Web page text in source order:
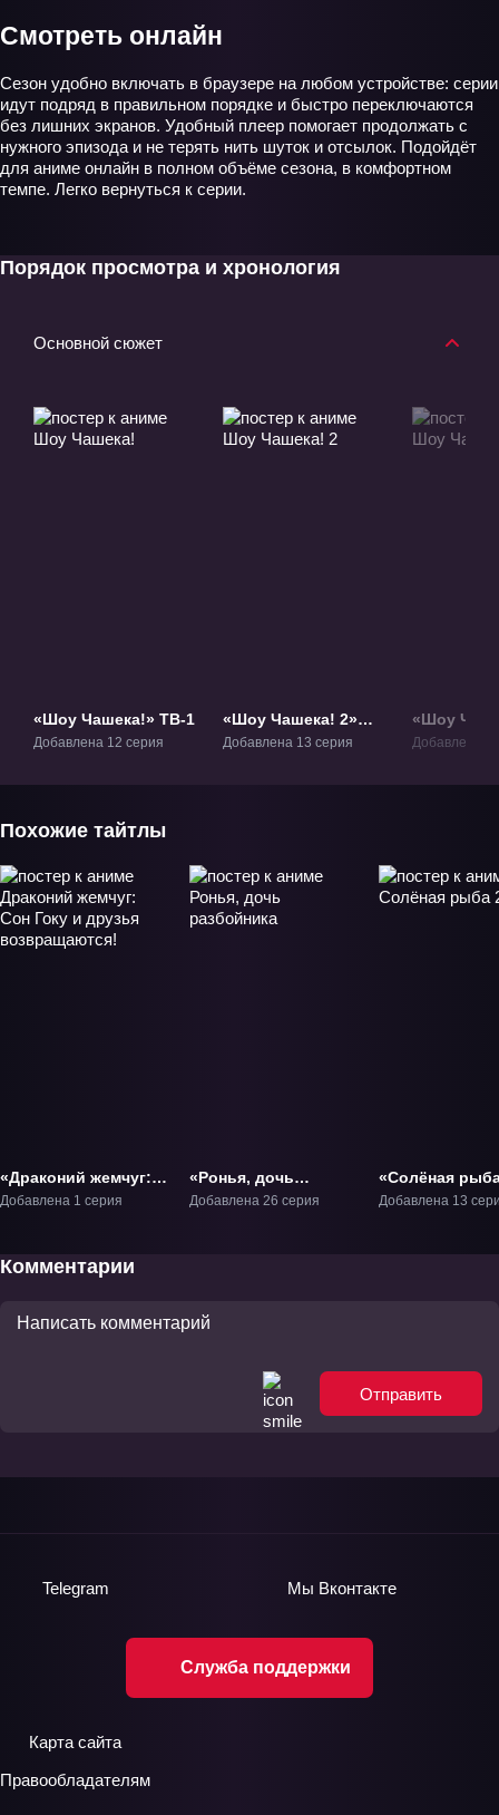
Смотреть онлайн
Сезон удобно включать в браузере на любом устройстве: серии
идут подряд в правильном порядке и быстро переключаются
без лишних экранов. Удобный плеер помогает продолжать с
нужного эпизода и не терять нить шуток и отсылок. Подойдёт
для аниме онлайн в полном объёме сезона, в комфортном
темпе. Легко вернуться к серии.
Порядок просмотра и хронология
Основной сюжет
«Шоу Чашека!» ТВ-1
Добавлена 12 серия
«Шоу Чашека! 2»
ТВ-2
Добавлена 13 серия
«Шоу
ТВ-3
Добавлена
Похожие тайтлы
«Драконий жемчуг:
Сон Гоку и друзья
Добавлена 1 серия
«Ронья, дочь
разбойника» ТВ-1
Добавлена 26 серия
«Солёная
ТВ-2
Добавлена 13
Комментарии
Отправить
Служба поддержки
Telegram Мы Вконтакте
Карта сайта
Правообладателям